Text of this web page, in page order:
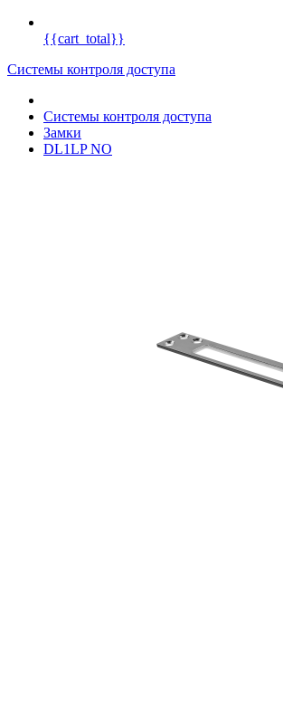
{{cart_total}}
Системы контроля доступа
Системы контроля доступа
Замки
DL1LP NO